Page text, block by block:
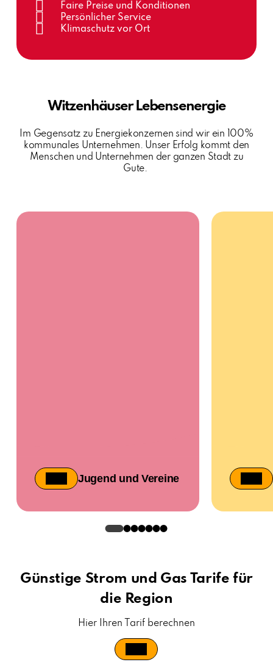
Faire Preise und Konditionen
Persönlicher Service
Klimaschutz vor Ort
Witzenhäuser Lebensenergie
Im Gegensatz zu Energiekonzernen sind wir ein 100%
kommunales Unternehmen. Unser Erfolg kommt den
Menschen und Unternehmen der ganzen Stadt zu
Gute.
Jugend und Vereine
Günstige Strom und Gas Tarife für
die Region
Hier Ihren Tarif berechnen